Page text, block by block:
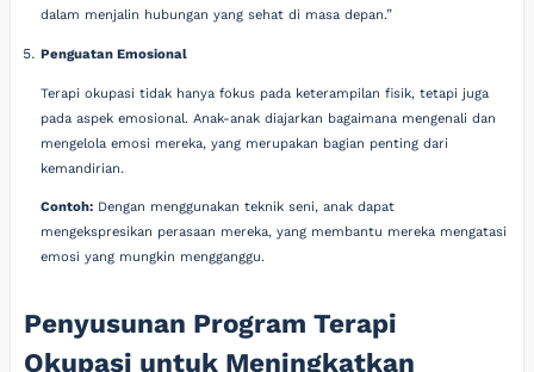
dalam menjalin hubungan yang sehat di masa depan.”
Penguatan Emosional
Terapi okupasi tidak hanya fokus pada keterampilan fisik, tetapi juga
pada aspek emosional. Anak-anak diajarkan bagaimana mengenali dan
mengelola emosi mereka, yang merupakan bagian penting dari
kemandirian.
Contoh:Dengan menggunakan teknik seni, anak dapat
mengekspresikan perasaan mereka, yang membantu mereka mengatasi
emosi yang mungkin mengganggu.
Penyusunan Program Terapi
Okupasi untuk Meningkatkan